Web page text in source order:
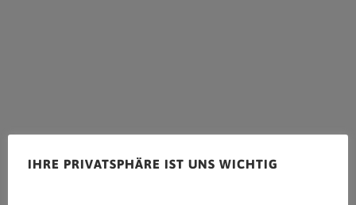
IHRE PRIVATSPHÄRE IST UNS WICHTIG